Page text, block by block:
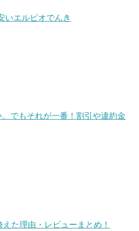
いエルピオでんき
でもそれが一番！割引や違約金
た理由・レビューまとめ！